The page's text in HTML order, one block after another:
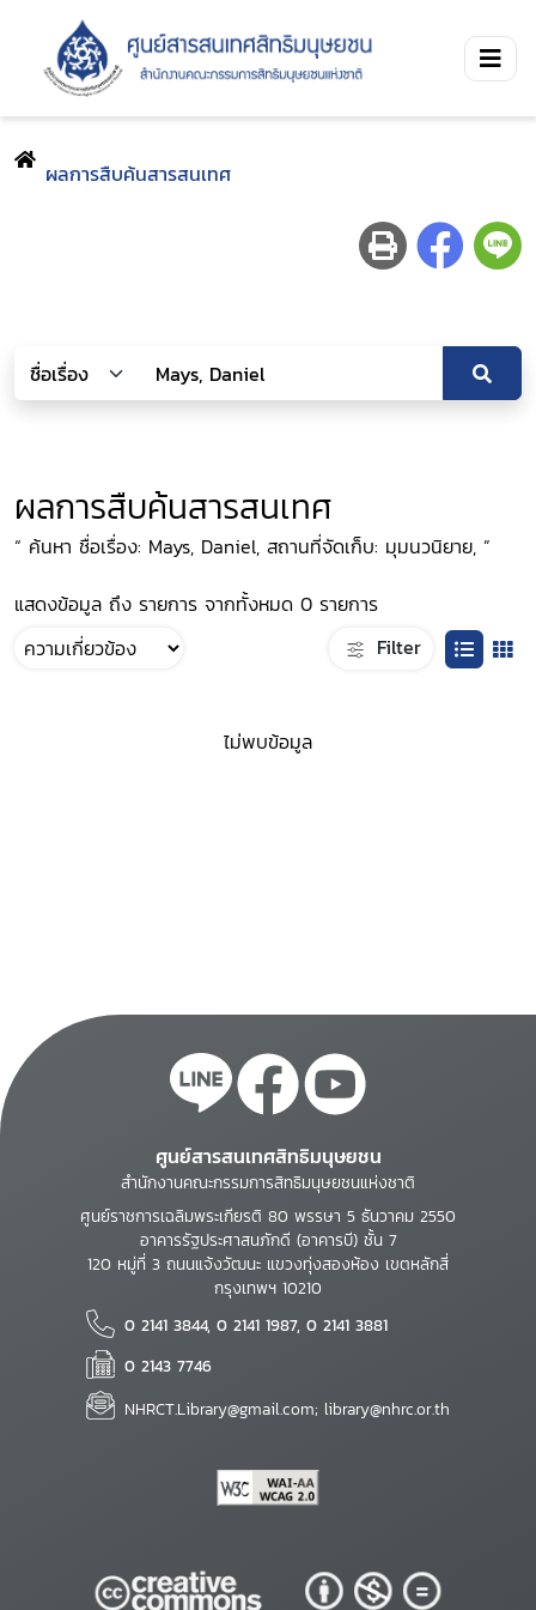
ผลการสืบค้นสารสนเทศ
ผลการสืบค้นสารสนเทศ
“ ค้นหา ชื่อเรื่อง: Mays, Daniel, สถานที่จัดเก็บ: มุมนวนิยาย, ”
แสดงข้อมูล ถึง รายการ จากทั้งหมด 0 รายการ
Filter
ไม่พบข้อมูล
ศูนย์สารสนเทศสิทธิมนุษยชน
สำนักงานคณะกรรมการสิทธิมนุษยชนแห่งชาติ
ศูนย์ราชการเฉลิมพระเกียรติ 80 พรรษา 5 ธันวาคม 2550
อาคารรัฐประศาสนภักดี (อาคารบี) ชั้น 7
120 หมู่ที่ 3 ถนนแจ้งวัฒนะ แขวงทุ่งสองห้อง เขตหลักสี่
กรุงเทพฯ 10210
0 2141 3844, 0 2141 1987, 0 2141 3881
0 2143 7746
NHRCT.Library@gmail.com; library@nhrc.or.th